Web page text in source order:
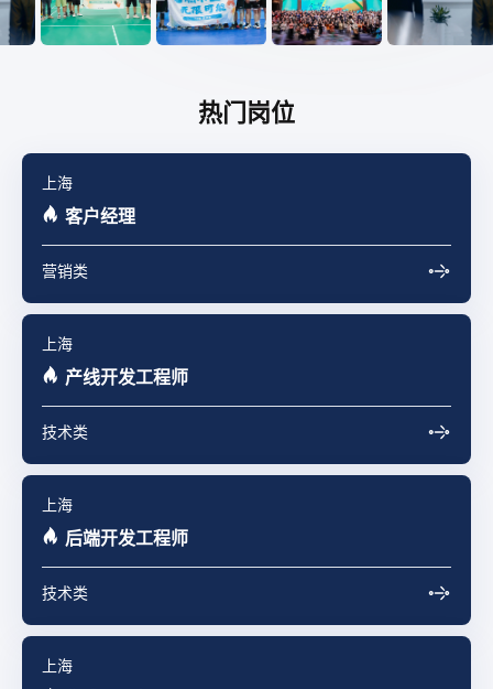
热门岗位
上海
客户经理
营销类
上海
产线开发工程师
技术类
上海
后端开发工程师
技术类
上海